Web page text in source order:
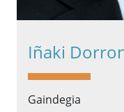
Iñaki
Gaindegia